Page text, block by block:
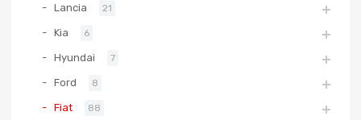
Lancia 21
Kia 6
Hyundai 7
Ford 8
Fiat 88